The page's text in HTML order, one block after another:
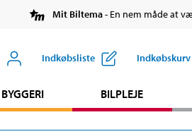
Mit Biltema- En nem måde at
Indkøbsliste Indkøbskurv
BYGGERI BILPLEJE